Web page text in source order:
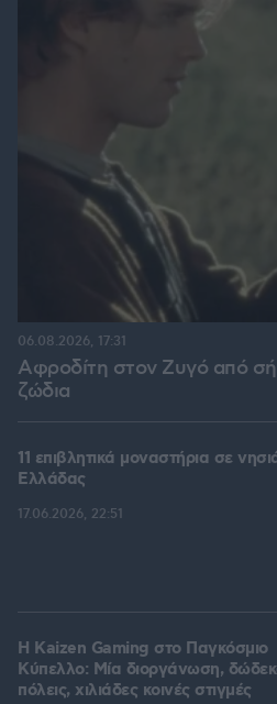
Αφροδίτη στον Ζυγό από
ζώδια
06.08.2026, 17:31
11 επιβλητικά μοναστήρια σε
Ελλάδας
17.06.2026, 22:51
H Kaizen Gaming στο Παγκόσμιο
Kύπελλο: Μία διοργάνωση,
πόλεις, χιλιάδες κοινές στιγμές